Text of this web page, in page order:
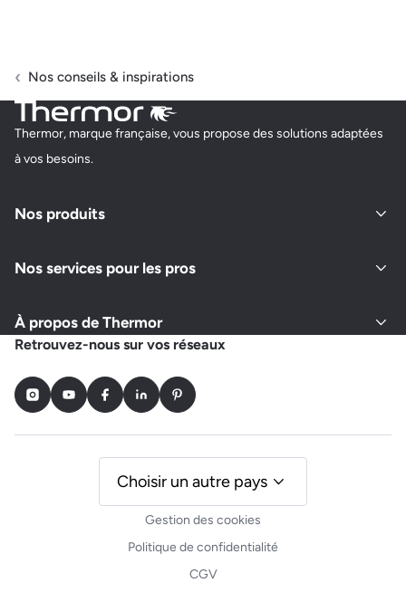
Nos conseils & inspirations
Thermor, marque française, vous propose des solutions adaptées
à vos besoins.
Nos produits
Nos services pour les pros
À propos de Thermor
Retrouvez-nous sur vos réseaux
InstagramYoutubeFacebookLinkedInPinterest
Gestion des cookies
Politique de confidentialité
CGV
Choisir un autre pays